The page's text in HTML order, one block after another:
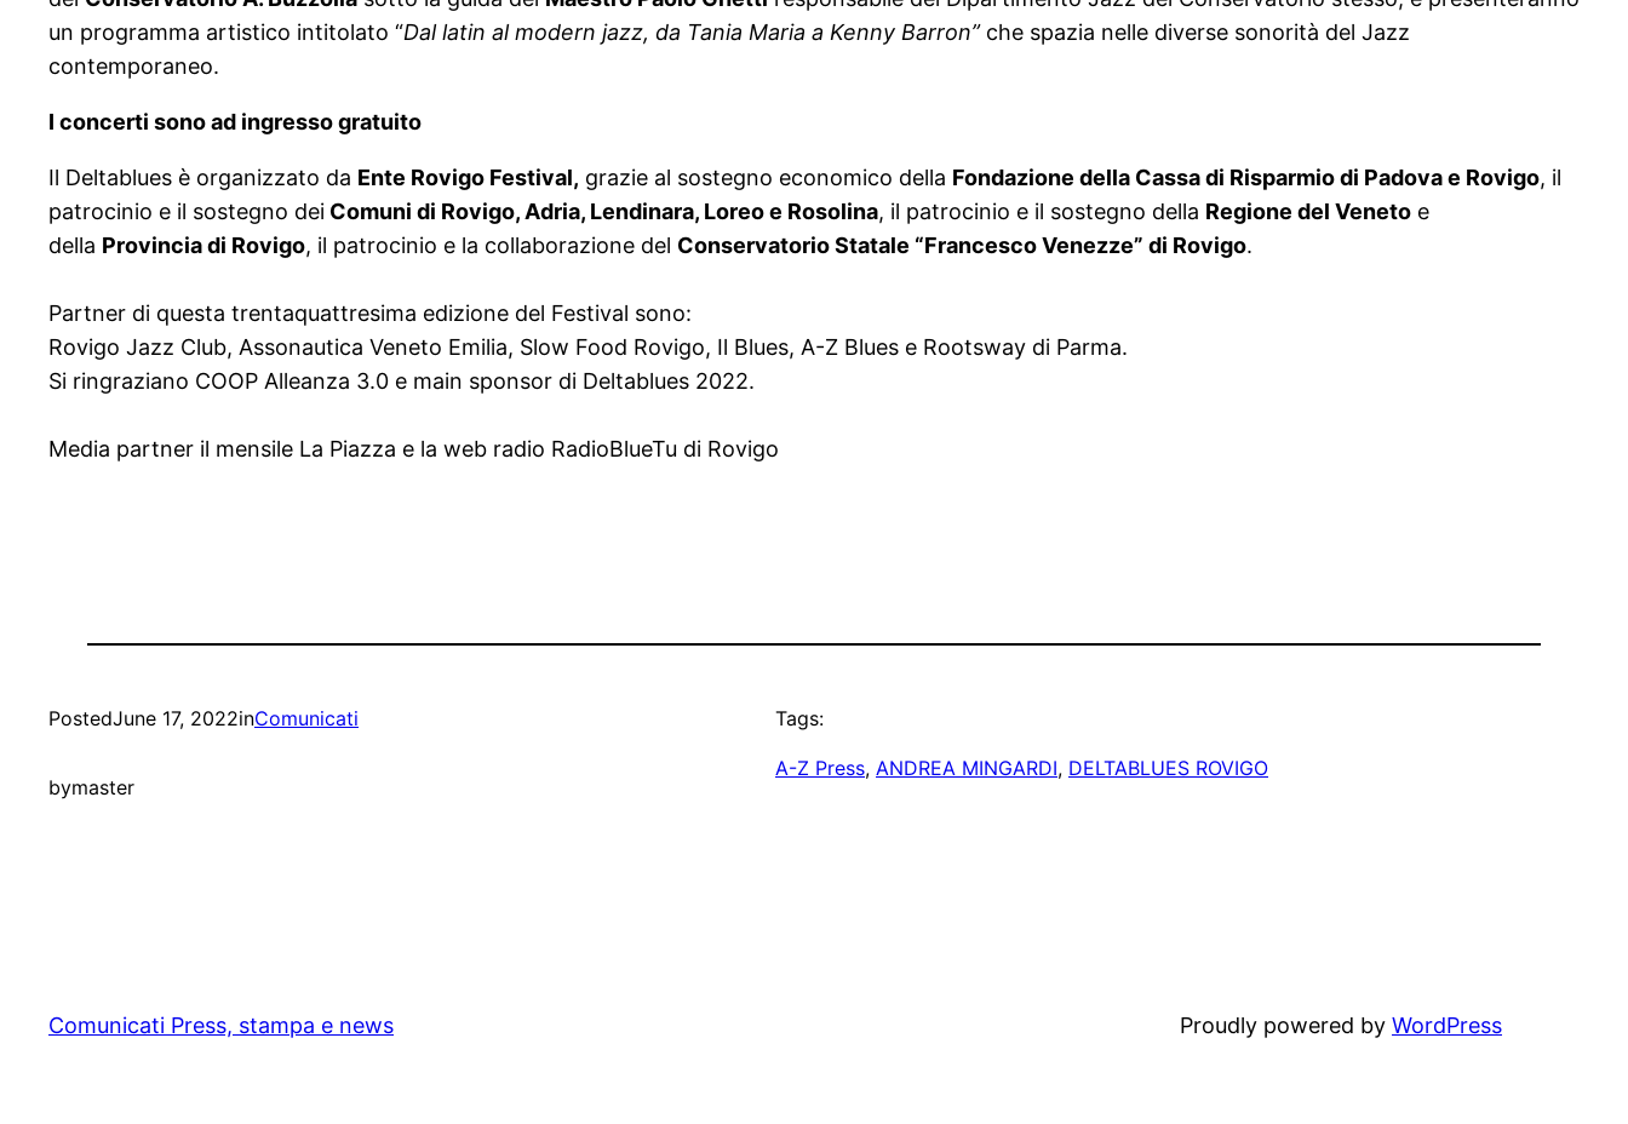
un programma artistico intitolato “Dal latin al modern jazz, da Tania Maria a Kenny Barron” che spazia nelle diverse sonorità del Jazz
contemporaneo.
I concerti sono ad ingresso gratuito
Il Deltablues è organizzato da Ente Rovigo Festival, grazie al sostegno economico della Fondazione della Cassa di Risparmio di Padova e Rovigo, il
patrocinio e il sostegno dei Comuni di Rovigo, Adria, Lendinara, Loreo e Rosolina, il patrocinio e il sostegno della Regione del Veneto e
della Provincia di Rovigo, il patrocinio e la collaborazione del Conservatorio Statale “Francesco Venezze” di Rovigo.
Partner di questa trentaquattresima edizione del Festival sono:
Rovigo Jazz Club, Assonautica Veneto Emilia, Slow Food Rovigo, Il Blues, A-Z Blues e Rootsway di Parma.
Si ringraziano COOP Alleanza 3.0 e main sponsor di Deltablues 2022.
Media partner il mensile La Piazza e la web radio RadioBlueTu di Rovigo
PostedJune 17, 2022inComunicati
bymaster
Tags:
A-Z Press, ANDREA MINGARDI, DELTABLUES ROVIGO
Comunicati Press, stampa e news Proudly powered by WordPress